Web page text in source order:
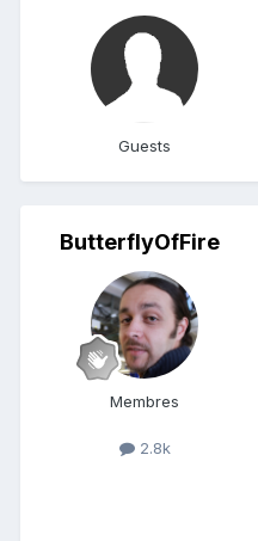
Guests
ButterflyOfFire
Membres
2.8k